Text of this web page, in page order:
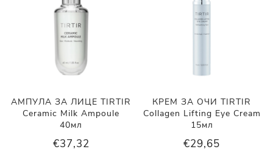
АМПУЛА ЗА ЛИЦЕ TIRTIR
Ceramic Milk Ampoule
40мл
€37,32
КРЕМ ЗА ОЧИ TIRTIR
Collagen Lifting Eye Cream
15мл
€29,65